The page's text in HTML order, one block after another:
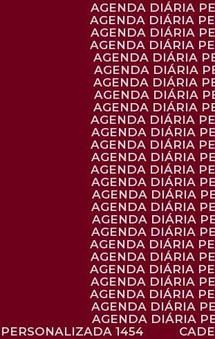
AGENDA DIÁRIA
AGENDA DIÁRIA
AGENDA DIÁRIA
AGENDA DIÁRIA
AGENDA DIÁRIA
AGENDA DIÁRIA
AGENDA DIÁRIA
AGENDA DIÁRIA
AGENDA DIÁRIA
AGENDA DIÁRIA
AGENDA DIÁRIA
AGENDA DIÁRIA
AGENDA DIÁRIA
AGENDA DIÁRIA
AGENDA DIÁRIA
AGENDA DIÁRIA
AGENDA DIÁRIA
AGENDA DIÁRIA
AGENDA DIÁRIA
AGENDA DIÁRIA
AGENDA DIÁRIA
AGENDA DIÁRIA
AGENDA DIÁRIA
AGENDA DIÁRIA
AGENDA DIÁRIA
AGENDA DIÁRIA
PERSONALIZADA 1454